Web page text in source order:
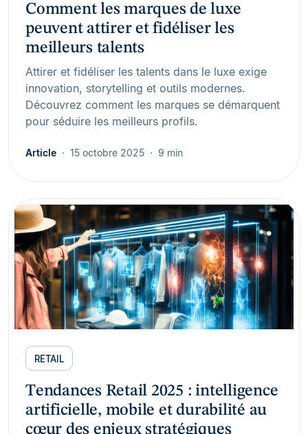
Comment les marques de luxe
peuvent attirer et fidéliser les
meilleurs talents
Attirer et fidéliser les talents dans le luxe exige
innovation, storytelling et outils modernes.
Découvrez comment les marques se démarquent
pour séduire les meilleurs profils.
Article 15 octobre 2025 9 min
RETAIL
Tendances Retail 2025 : intelligence
artificielle, mobile et durabilité au
cœur des enjeux stratégiques